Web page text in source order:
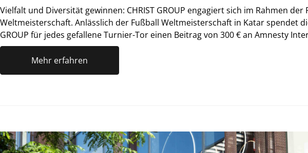
Vielfalt und Diversität gewinnen: CHRIST GROUP engagiert sich im Rahmen der
Weltmeisterschaft. Anlässlich der Fußball Weltmeisterschaft in Katar spendet
GROUP für jedes gefallene Turnier-Tor einen Beitrag von 300 € an Amnesty
Mehr erfahren